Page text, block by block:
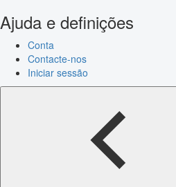
Ajuda e definições
Conta
Contacte-nos
Iniciar sessão